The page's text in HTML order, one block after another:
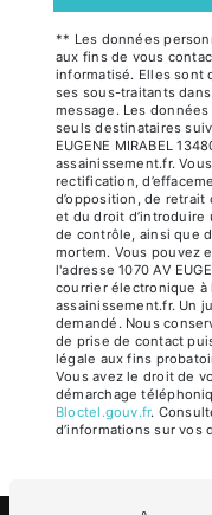
** Les données
aux fins de vous
informatisé. Elles sont
ses sous-traitants
message. Les
seuls destinataires
EUGENE MIRABEL
assainissement.fr.
rectification,
d’opposition, de
et du droit d’introduire
de contrôle, ainsi que
mortem. Vous pouvez
l'adresse 1070 AV
courrier électronique
assainissement.fr. Un
demandé. Nous
de prise de contact
légale aux fins
Vous avez le droit de
démarchage
Bloctel.gouv.fr.
d’informations sur vos